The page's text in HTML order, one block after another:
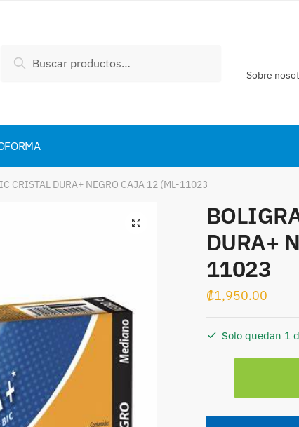
por:
Buscar
Sobre
CRISTAL DURA+ NEGRO CAJA 12 (ML-11023
DURA+
11023
₡1,950.00
Solo quedan 1
CRISTAL
DURA+